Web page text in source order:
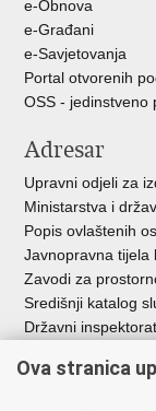
e-Obnova
e-Građani
e-Savjetovanja
Portal otvorenih
OSS - jedinstveno
Adresar
Upravni odjeli za
Ministarstva i
Popis ovlaštenih
Javnopravna tijela
Zavodi za
Središnji katalog
Državni
Ova stranica